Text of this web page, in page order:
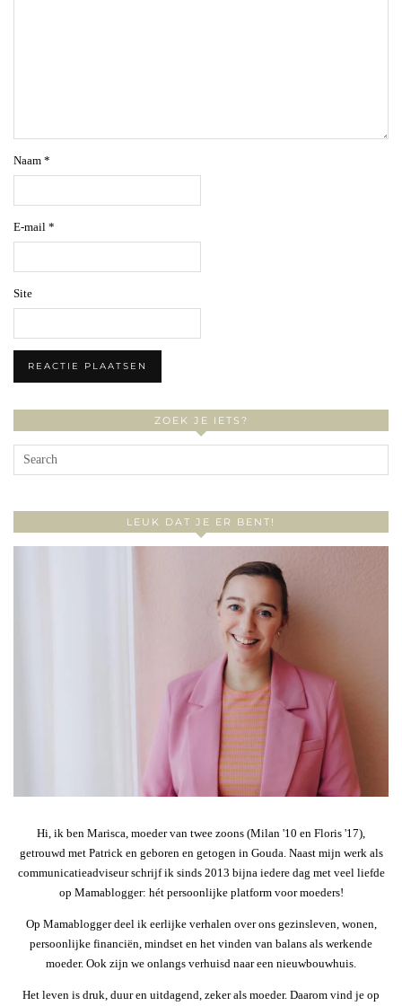
Naam *
E-mail *
Site
ZOEK JE IETS?
LEUK DAT JE ER BENT!
Hi, ik ben Marisca, moeder van twee zoons (Milan '10 en Floris '17),
getrouwd met Patrick en geboren en getogen in Gouda. Naast mijn werk als
communicatieadviseur schrijf ik sinds 2013 bijna iedere dag met veel liefde
op Mamablogger: hét persoonlijke platform voor moeders!
Op Mamablogger deel ik eerlijke verhalen over ons gezinsleven, wonen,
persoonlijke financiën, mindset en het vinden van balans als werkende
moeder. Ook zijn we onlangs verhuisd naar een nieuwbouwhuis.
Het leven is druk, duur en uitdagend, zeker als moeder. Daarom vind je op